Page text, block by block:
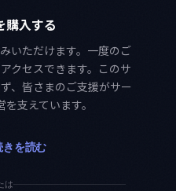
購入する
いただけます。一度のご
クセスできます。このサ
、皆さまのご支援がサー
支えています。
を読む
は